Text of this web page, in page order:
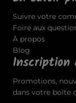
Suivre votre
Foire aux
À propos
Blog
Promotions,
dans votre boîte